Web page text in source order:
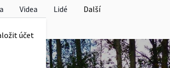
Videa Lidé Další
účet